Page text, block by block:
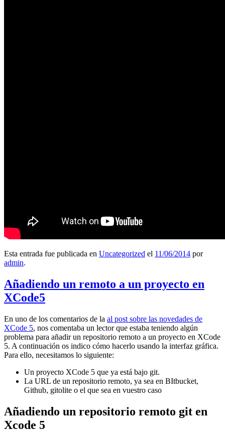
Esta entrada fue publicada en Uncategorized el 11/06/2014 por
admin.
Añadiendo un remoto a un proyecto en
XCode5
En uno de los comentarios de la al post sobre las novedades de
XCode 5, nos comentaba un lector que estaba teniendo algún
problema para añadir un repositorio remoto a un proyecto en XCode
5. A continuación os indico cómo hacerlo usando la interfaz gráfica.
Para ello, necesitamos lo siguiente:
Un proyecto XCode 5 que ya está bajo git.
La URL de un repositorio remoto, ya sea en BItbucket,
Github, gitolite o el que sea en vuestro caso
Añadiendo un repositorio remoto git en
Xcode 5